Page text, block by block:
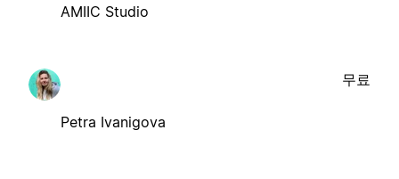
AMIIC Studio
Petra Ivanigova
무료